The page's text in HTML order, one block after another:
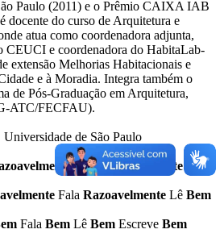
Paulo (2011) e o Prêmio CAIXA IAB
docente do curso de Arquitetura e
atua como coordenadora adjunta,
CEUCI e coordenadora do HabitaLab-
extensão Melhorias Habitacionais e
e à Moradia. Integra também o
de Pós-Graduação em Arquitetura,
ATC/FECFAU).
de São Paulo
Fala Razoavelmente
Lê
Fala Razoavelmente Lê Bem
Fala Bem Lê Bem Escreve Bem